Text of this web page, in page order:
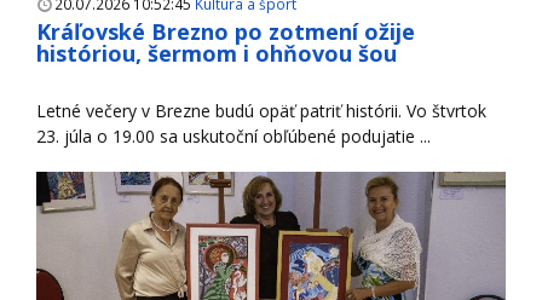
Kráľovské Brezno po zotmení ožije
históriou, šermom i ohňovou šou
Letné večery v Brezne budú opäť patriť histórii. Vo štvrtok
23. júla o 19.00 sa uskutoční obľúbené podujatie ...